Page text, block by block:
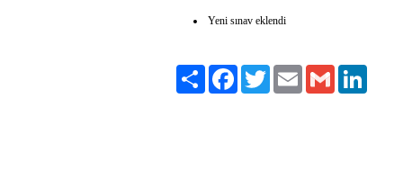
Yeni sınav eklendi
Paylaş FacebookTwitter Email Gmail